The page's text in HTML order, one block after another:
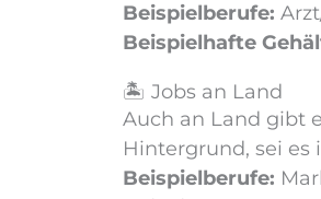
Beispielberufe:
Beispielhafte
🏝️ Jobs an Land
Auch an Land gibt
Hintergrund, sei
Beispielberufe: